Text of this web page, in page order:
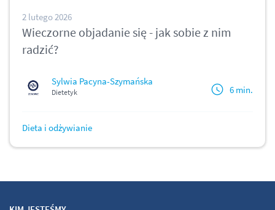
2 lutego 2026
Wieczorne objadanie się - jak sobie z nim
radzić?
Sylwia Pacyna-Szymańska
Dietetyk 6 min.
Dieta i odżywianie